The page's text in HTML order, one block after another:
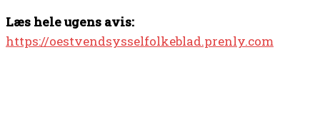
Læs hele ugens avis:
https://oestvendsysselfolkeblad.prenly.com